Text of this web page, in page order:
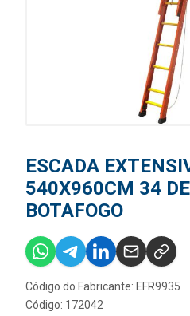
ESCADA
540X960CM 34
BOTAFOGO
Código do Fabricante: EFR9935
Código: 172042